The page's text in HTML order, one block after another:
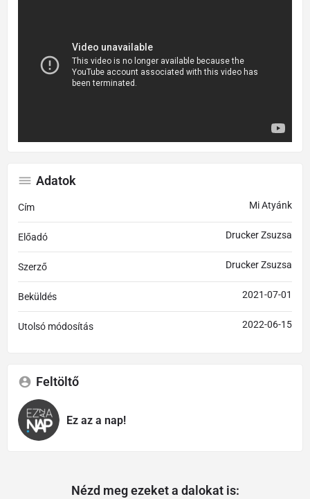
Adatok
Cím Mi Atyánk
Előadó Drucker Zsuzsa
Szerző Drucker Zsuzsa
Beküldés 2021-07-01
Utolsó módosítás 2022-06-15
Feltöltő
Ez az a nap!
Nézd meg ezeket a dalokat is: